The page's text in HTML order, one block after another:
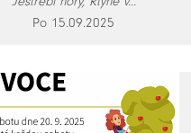
Po 15.09.2025